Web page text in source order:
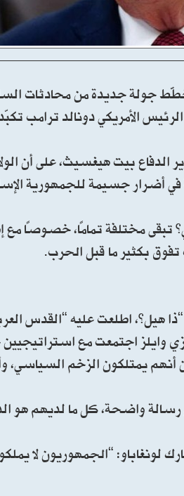
جديدة من محادثات
الأمريكي دونالد ترامب
الدفاع بيت هيغسيث، على أن
في أضرار جسيمة للجمهورية
تبقى مختلفة تمامًا، خصوصًا مع
تفوق بكثير ما قبل الحرب.
اطلعت عليه “القدس
وايلز اجتمعت مع
أنهم يمتلكون الزخم
رسالة واضحة، كل ما لديهم هو
لونغاباو: “الجمهوريون لا